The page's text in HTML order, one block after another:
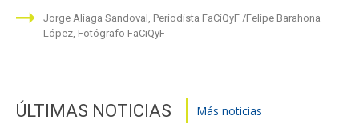
Jorge Aliaga Sandoval, Periodista FaCiQyF Felipe Barahona
López, Fotógrafo FaCiQyF
ÚLTIMAS NOTICIAS Más noticias